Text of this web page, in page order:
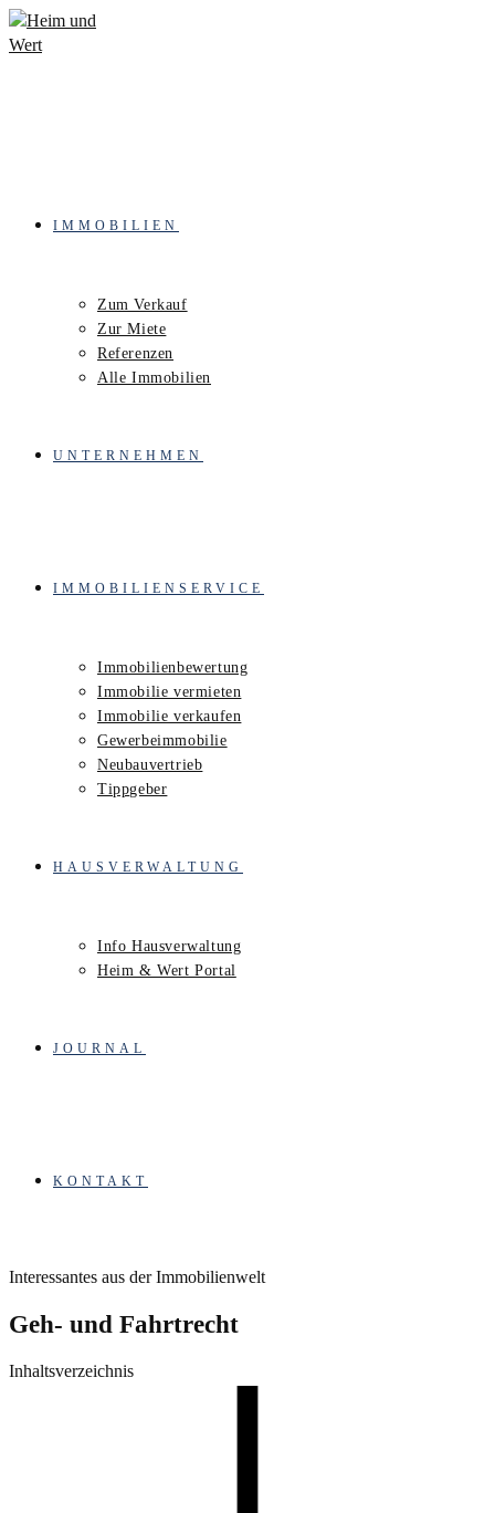
Zum
Inhalt
IMMOBILIEN
Zum Verkauf
Zur Miete
Referenzen
Alle Immobilien
UNTERNEHMEN
IMMOBILIENSERVICE
Immobilienbewertung
Immobilie vermieten
Immobilie verkaufen
Gewerbeimmobilie
Neubauvertrieb
Tippgeber
HAUSVERWALTUNG
Info Hausverwaltung
Heim & Wert Portal
JOURNAL
KONTAKT
Interessantes aus der Immobilienwelt
Geh- und Fahrtrecht
Inhaltsverzeichnis